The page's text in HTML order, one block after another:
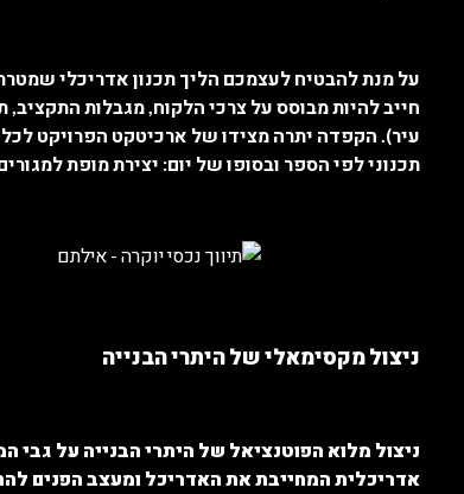
על מנת להבטיח לעצמכם הליך תכנון אדריכלי
חייב להיות מבוסס על צרכי הלקוח, מגבלות התקציב,
עיר). הקפדה יתרה מצידו של ארכיטקט הפרויקט
תכנוני לפי הספר ובסופו של יום: יצירת מופת
ניצול מקסימאלי של היתרי הבנייה
ניצול מלוא הפוטנציאל של היתרי הבנייה על
אדריכלית המחייבת את האדריכל ומעצב הפנים